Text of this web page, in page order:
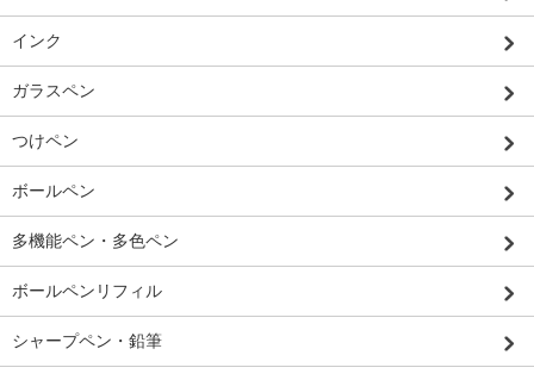
インク
ガラスペン
つけペン
ボールペン
多機能ペン・多色ペン
ボールペンリフィル
シャープペン・鉛筆